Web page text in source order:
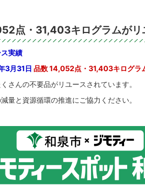
点・31,403キログラムがリ
実績
3月31日 品数 14,052点・31,403キログラ
さんの不要品がリユースされています。
量と資源循環の推進にご協力ください。